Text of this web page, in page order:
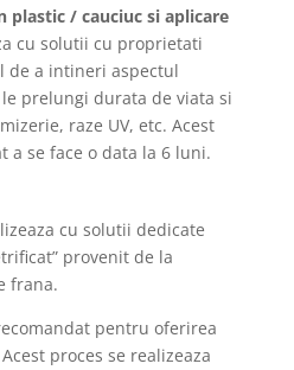
plastic / cauciuc si aplicare
cu solutii cu proprietati
de a intineri aspectul
prelungi durata de viata si
raze UV, etc. Acest
a se face o data la 6 luni.
cu solutii dedicate
provenit de la
frana.
pentru oferirea
proces se realizeaza